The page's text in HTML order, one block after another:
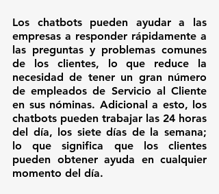
Los chatbots pueden ayudar a las
empresas a responder rápidamente a
las preguntas y problemas comunes
de los clientes, lo que reduce la
necesidad de tener un gran número
de empleados de Servicio al Cliente
en sus nóminas. Adicional a esto, los
chatbots pueden trabajar las 24 horas
del día, los siete días de la semana;
lo que significa que los clientes
pueden obtener ayuda en cualquier
momento del día.